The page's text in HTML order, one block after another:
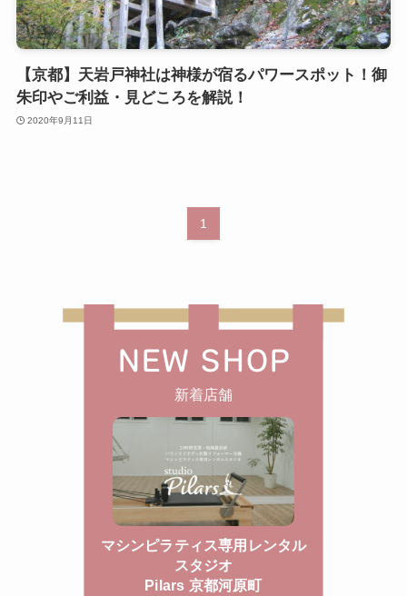
【京都】天岩戸神社は神様が宿るパワースポット！御
朱印やご利益・見どころを解説！
2020年9月11日
1
NEW SHOP
新着店舗
マシンピラティス専用レンタル
スタジオ
Pilars 京都河原町